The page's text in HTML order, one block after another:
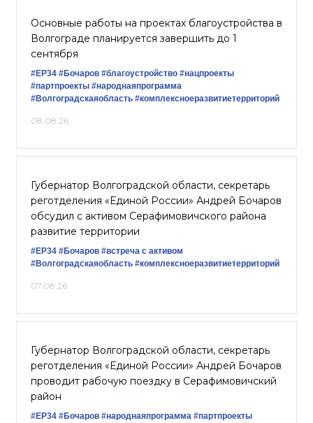
Основные работы на проектах благоустройства в
Волгограде планируется завершить до 1
сентября
#ЕР34 #Бочаров #благоустройство #нацпроекты
#партпроекты #народнаяпрограмма
#Волгоградскаяобласть #комплексноеразвитиетерриторий
08.08.26
Губернатор Волгоградской области, секретарь
реготделения «Единой России» Андрей Бочаров
обсудил с активом Серафимовичского района
развитие территории
#ЕР34 #Бочаров #встреча с активом
#Волгоградскаяобласть #комплексноеразвитиетерриторий
07.08.26
Губернатор Волгоградской области, секретарь
реготделения «Единой России» Андрей Бочаров
проводит рабочую поездку в Серафимовичский
район
#ЕР34 #Бочаров #народнаяпрограмма #партпроекты